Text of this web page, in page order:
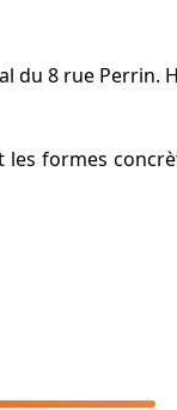
du 8 rue Perrin.
les formes